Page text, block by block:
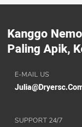
Kanggo
Paling Apik,
E-MAIL US
SUPPORT 24/7